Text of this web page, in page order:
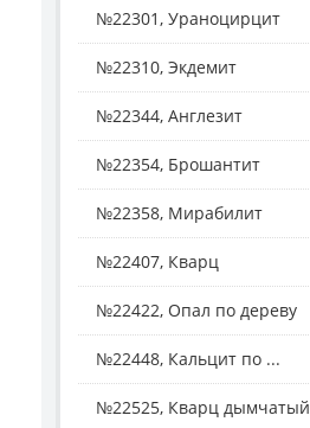
№22301, Ураноцирцит
№22310, Экдемит
№22344, Англезит
№22354, Брошантит
№22358, Мирабилит
№22407, Кварц
№22422, Опал по дереву
№22448, Кальцит по ...
№22525, Кварц дымчатый